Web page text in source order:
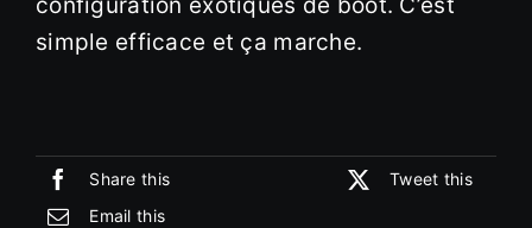
simple efficace et ça marche.
Share this
Tweet this
Email this